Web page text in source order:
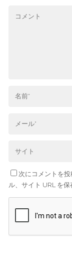
次にコメントを
ル、サイト URL を保